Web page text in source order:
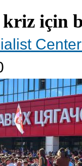
için